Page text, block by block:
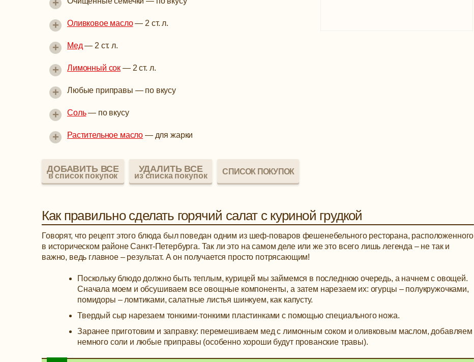
+
Оливковое масло— 2 ст. л.
+
Мед — 2 ст. л.
+
Лимонный сок — 2 ст. л.
+
Любые приправы — по вкусу
+
Соль— по вкусу
+
Растительное масло — для жарки
+
ДОБАВИТЬ ВСЕ
в список покупок
УДАЛИТЬ ВСЕ
из списка покупок СПИСОК ПОКУПОК
Как правильно сделать горячий салат с куриной грудкой
Говорят, что рецепт этого блюда был поведан одним из шеф-поваров фешенебельного ресторана, расположенного
в историческом районе Санкт-Петербурга. Так ли это на самом деле или же это всего лишь легенда – не так и
важно, ведь главное – результат. А он получается просто потрясающим!
Поскольку блюдо должно быть теплым, курицей мы займемся в последнюю очередь, а начнем с овощей.
Сначала моем и обсушиваем все овощные компоненты, а затем нарезаем их: огурцы – полукружочками,
помидоры – ломтиками, салатные листья шинкуем, как капусту.
Твердый сыр нарезаем тонкими-тонкими пластинками с помощью специального ножа.
Заранее приготовим и заправку: перемешиваем мед с лимонным соком и оливковым маслом, добавляем
немного соли и любые приправы (особенно хороши будут прованские травы).